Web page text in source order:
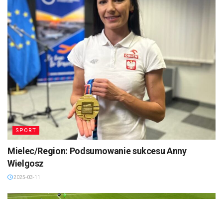
SPORT
Mielec/Region: Podsumowanie sukcesu Anny
Wielgosz
2025-03-11